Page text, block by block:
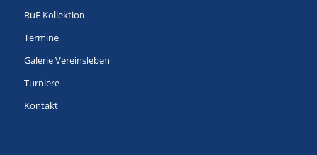
RuF Kollektion
Termine
Galerie Vereinsleben
Turniere
Kontakt